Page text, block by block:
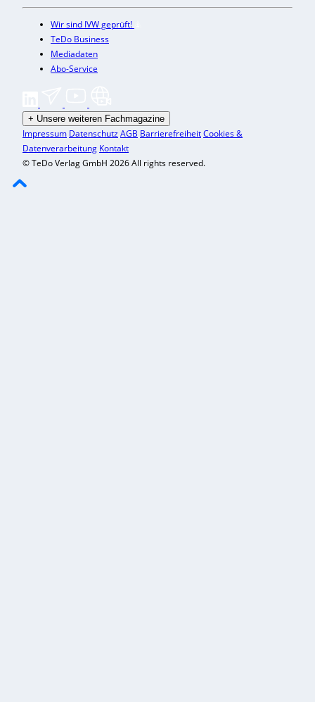
Wir sind IVW geprüft!
TeDo Business
Mediadaten
Abo-Service
+ Unsere weiteren Fachmagazine
Impressum DatenschutzAGB BarrierefreiheitCookies &
Datenverarbeitung Kontakt
© TeDo Verlag GmbH 2026 All rights reserved.